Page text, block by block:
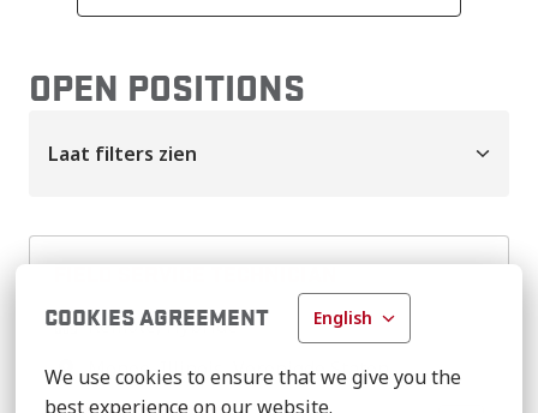
COOKIES AGREEMENT English
We use cookies to ensure that we give you the
best experience on our website.
OPEN POSITIONS
Laat filters zien
Remote, Hybride
Monee,Illinois,Verenigde Staten